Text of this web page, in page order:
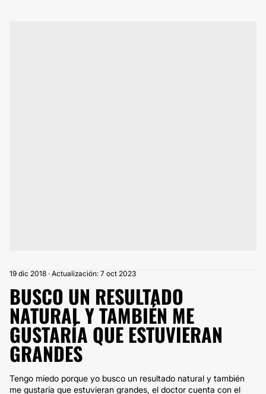
19 dic 2018 · Actualización: 7 oct 2023
BUSCO UN RESULTADO
NATURAL Y TAMBIÉN ME
GUSTARÍA QUE ESTUVIERAN
GRANDES
Tengo miedo porque yo busco un resultado natural y también
me gustaría que estuvieran grandes, el doctor cuenta con el